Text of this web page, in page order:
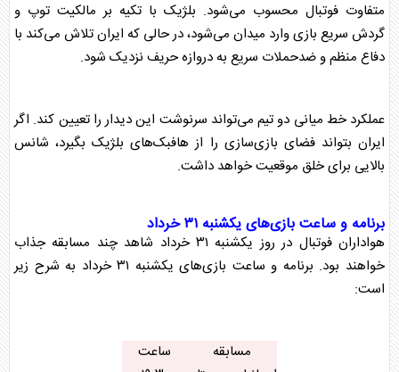
متفاوت فوتبال محسوب می‌شود. بلژیک با تکیه بر مالکیت توپ و
گردش سریع بازی وارد میدان می‌شود، در حالی که ایران تلاش می‌کند با
دفاع منظم و ضدحملات سریع به دروازه حریف نزدیک شود.
عملکرد خط میانی دو تیم می‌تواند سرنوشت این دیدار را تعیین کند. اگر
ایران بتواند فضای بازی‌سازی را از هافبک‌های بلژیک بگیرد، شانس
بالایی برای خلق موقعیت خواهد داشت.
برنامه و ساعت بازی‌های یکشنبه ۳۱ خرداد
هواداران فوتبال در روز یکشنبه ۳۱ خرداد شاهد چند مسابقه جذاب
خواهند بود. برنامه و ساعت بازی‌های یکشنبه ۳۱ خرداد
به شرح زیر
است:
مسابقه
ساعت